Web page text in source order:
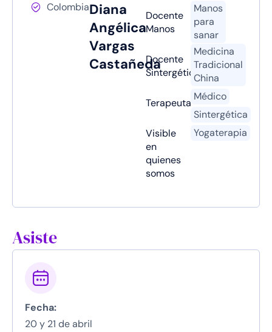
ColombiaDiana
Angélica
Vargas
Castañeda
Docente
Manos
Docente
Sintergética
Terapeuta
Visible
en
quienes
somos
Manos
para
sanar
Medicina
Tradicional
China
Médico
Sintergética
Yogaterapia
Asiste
Fecha:
20 y 21 de abril